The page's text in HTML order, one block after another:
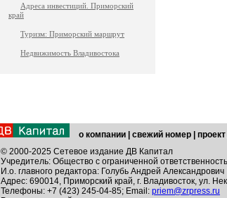
Адреса инвестиций. Приморский
край
Туризм: Приморский маршрут
Недвижимость Владивостока
о компании свежий номер
© 2000-2025 Сетевое издание ДВ Капитал
Учредитель: Общество с ограниченной
И.о. главного редактора: Голубь Андрей Александрович
Адрес: 690014, Приморский край, г. Владивосток, ул.
Телефоны: +7 (423) 245-04-85; Email: priem@zrpress.ru